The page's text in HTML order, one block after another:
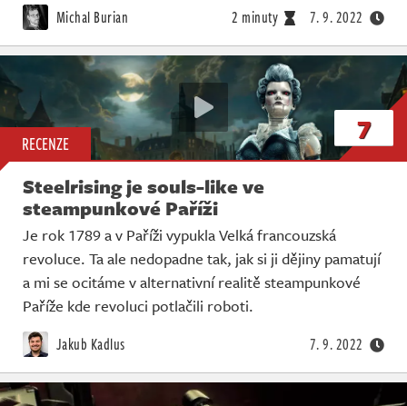
Michal Burian 2 minuty 7. 9. 2022
RECENZE 7
Steelrising je souls-like ve
steampunkové Paříži
Je rok 1789 a v Paříži vypukla Velká francouzská
revoluce. Ta ale nedopadne tak, jak si ji dějiny pamatují
a mi se ocitáme v alternativní realitě steampunkové
Paříže kde revoluci potlačili roboti.
Jakub Kadlus 7. 9. 2022